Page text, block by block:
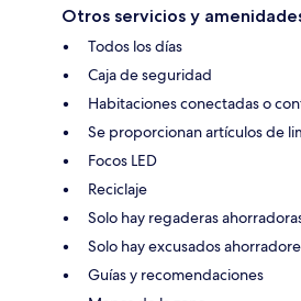
Otros servicios y
Todos los días
Caja de seguridad
Habitaciones conectadas o
Se proporcionan artículos de
Focos LED
Reciclaje
Solo hay regaderas
Solo hay excusados
Guías y recomendaciones